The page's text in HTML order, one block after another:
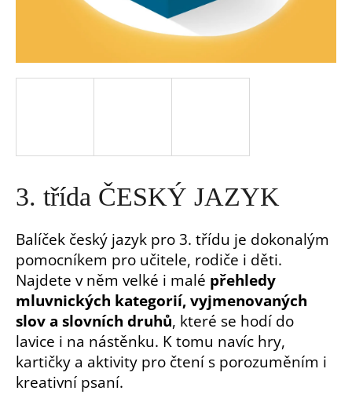
3. třída ČESKÝ JAZYK
Balíček český jazyk pro 3. třídu je dokonalým
pomocníkem pro učitele, rodiče i děti.
Najdete v něm velké i malé přehledy
mluvnických kategorií, vyjmenovaných
slov a slovních druhů, které se hodí do
lavice i na nástěnku. K tomu navíc hry,
kartičky a aktivity pro čtení s porozuměním i
kreativní psaní.
í
t
HLEDAT
D
o
p
o
r